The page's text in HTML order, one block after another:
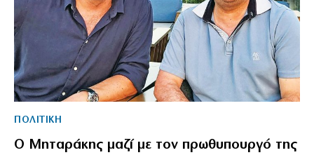
ΠΟΛΙΤΙΚΗ
Ο Μηταράκης μαζί με τον πρωθυπουργό της